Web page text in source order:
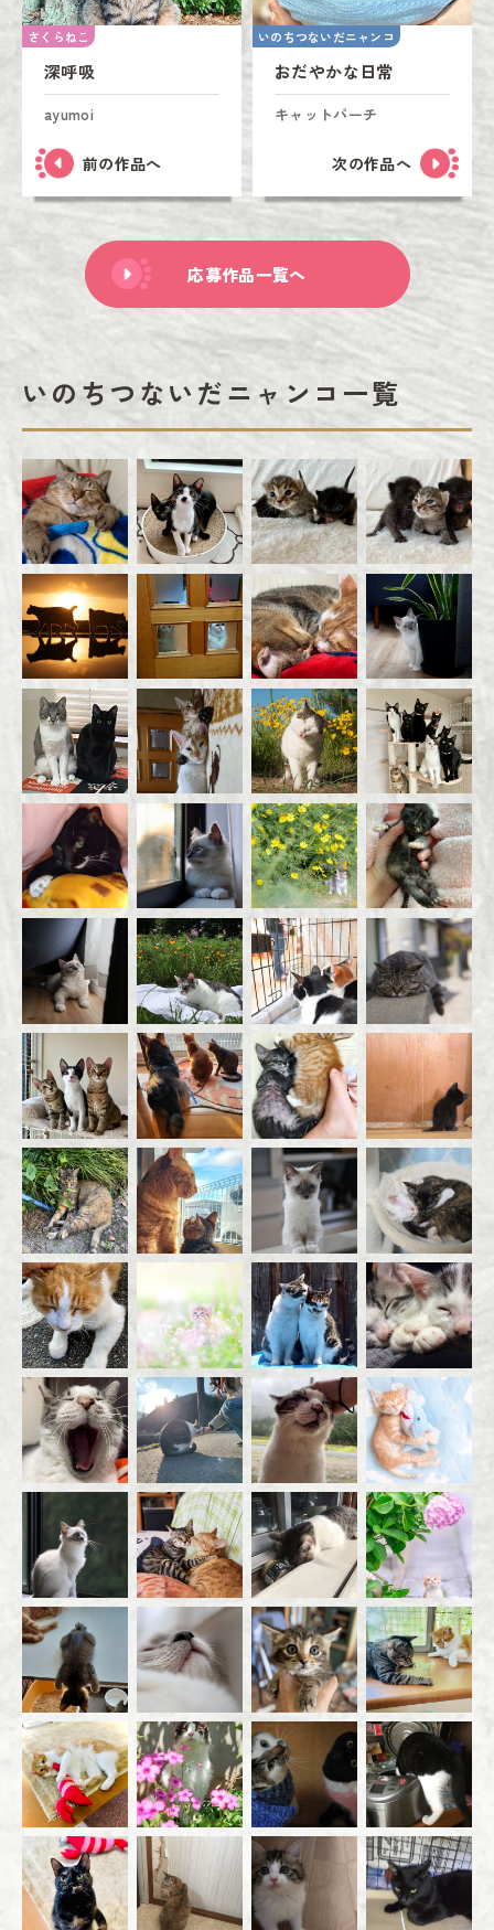
さくらねこ
深呼吸
ayumoi
前の作品へ
いのちつないだニャンコ
おだやかな日常
キャットパーチ
次の作品へ
応募作品一覧へ
いのちつないだニャンコ一覧